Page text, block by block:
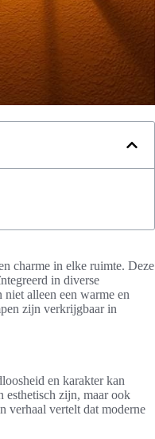
charme in elke ruimte. Deze
in diverse
niet alleen een warme en
zijn verkrijgbaar in
en karakter kan
esthetisch zijn, maar ook
verhaal vertelt dat moderne